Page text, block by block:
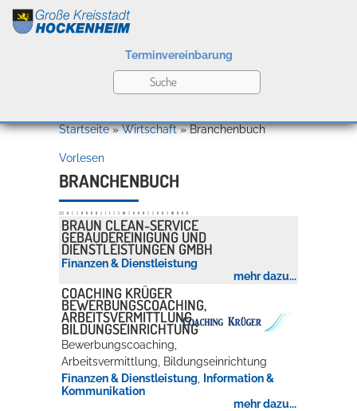
Kultur
Bildung
Wirtschaft
Rathaus
Terminvereinbarung
Willkommen in Hockenheim
Startseite»Wirtschaft»Branchenbuch
Vorlesen
BRANCHENBUCH
Alle A B C D E F G H I J K L M N O P Q R S U V W X Y Z
BRAUN CLEAN-SERVICE
GEBÄUDEREINIGUNG UND
DIENSTLEISTUNGEN GMBH
Finanzen & Dienstleistung
mehr dazu...
COACHING KRÜGER
BEWERBUNGSCOACHING,
ARBEITSVERMITTLUNG,
BILDUNGSEINRICHTUNG
Bewerbungscoaching,
Arbeitsvermittlung, Bildungseinrichtung
Finanzen & Dienstleistung
Information &
Kommunikation
mehr dazu...